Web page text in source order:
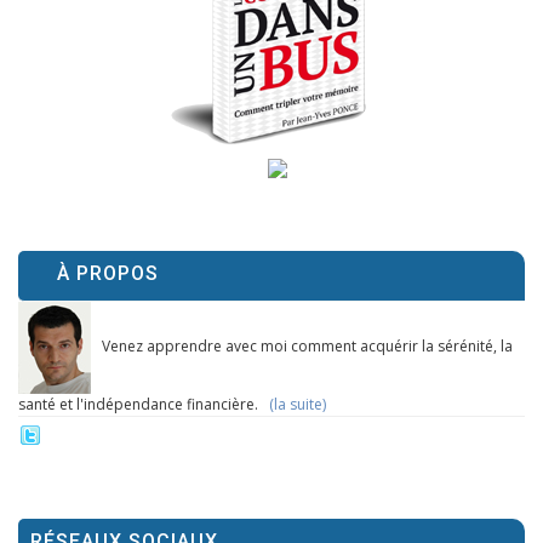
À PROPOS
Venez apprendre avec moi comment acquérir la sérénité, la
santé et l'indépendance financière. (la suite)